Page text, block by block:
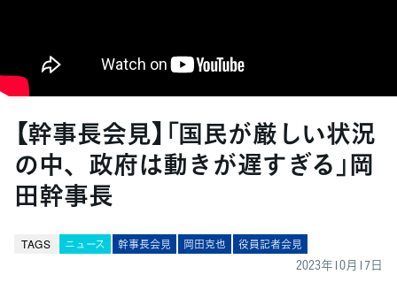
【幹事長会見】「国民が厳しい状況
の中、政府は動きが遅すぎる」岡
田幹事長
TAGS ニュース 幹事長会見 岡田克也 役員記者会見
2023年10月17日